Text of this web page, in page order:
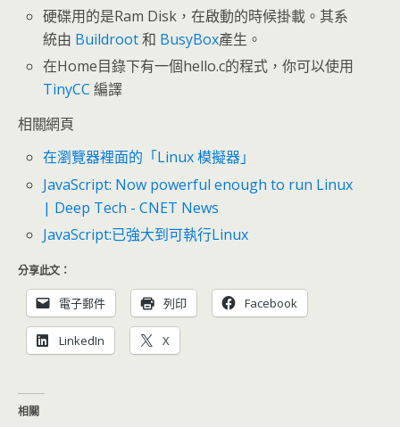
硬碟用的是Ram Disk，在啟動的時候掛載。其系
統由 Buildroot和 BusyBox產生。
在Home目錄下有一個hello.c的程式，你可以使用
TinyCC 編譯
相關網頁
在瀏覽器裡面的「Linux 模擬器」
JavaScript: Now powerful enough to run Linux
| Deep Tech - CNET News
JavaScript:已強大到可執行Linux
分享此文：
電子郵件 列印 Facebook
LinkedIn X
相關